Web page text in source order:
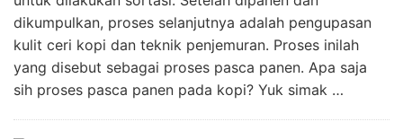
dikumpulkan, proses selanjutnya adalah pengupasan
kulit ceri kopi dan teknik penjemuran. Proses inilah
yang disebut sebagai proses pasca panen. Apa saja
sih proses pasca panen pada kopi? Yuk simak …